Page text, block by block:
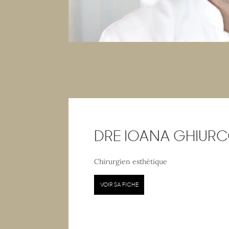
DRE IOANA
Chirurgien esthétique
VOIR SA FICHE